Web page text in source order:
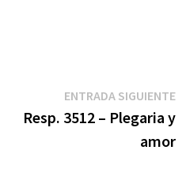
ENTRADA SIGUIENTE
Resp. 3512 – Plegaria y
amor